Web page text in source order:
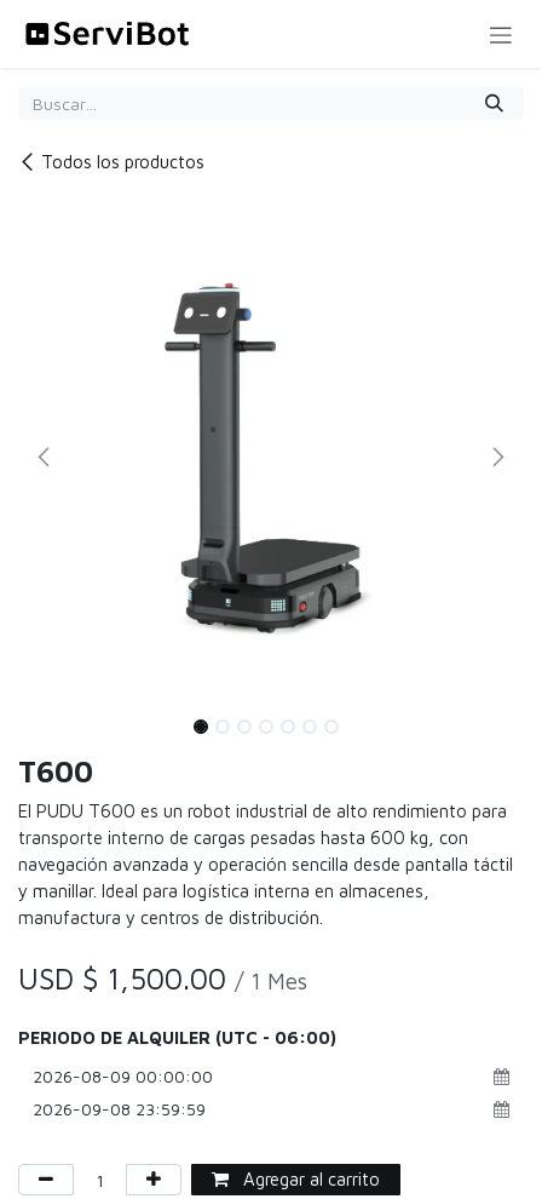
Todos los productos
T600
El PUDU T600 es un robot industrial de alto rendimiento para
transporte interno de cargas pesadas hasta 600 kg, con
navegación avanzada y operación sencilla desde pantalla táctil
y manillar. Ideal para logística interna en almacenes,
manufactura y centros de distribución.
USD $ 1,500.00 / 1 Mes
PERIODO DE ALQUILER (UTC - 06:00)
Agregar al carrito